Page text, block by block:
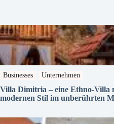
Businesses Unternehmen
Villa Dimitria – eine Ethno-Villa
modernen Stil im unberührten